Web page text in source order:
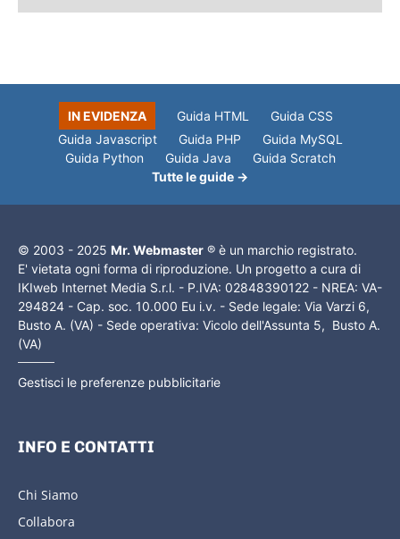
IN EVIDENZA Guida HTML
Guida CSS
Guida Javascript
Guida PHP
Guida MySQL
Guida Python
Guida Java
Guida Scratch
Tutte le guide →
© 2003 - 2025 Mr. Webmaster ® è un marchio registrato.
E' vietata ogni forma di riproduzione. Un progetto a cura di
IKIweb Internet Media S.r.l. - P.IVA: 02848390122 - NREA: VA-
294824 - Cap. soc. 10.000 Eu i.v. - Sede legale: Via Varzi 6,
Busto A. (VA) - Sede operativa: Vicolo dell'Assunta 5, Busto A.
(VA)
Gestisci le preferenze pubblicitarie
INFO E CONTATTI
Chi Siamo
Collabora